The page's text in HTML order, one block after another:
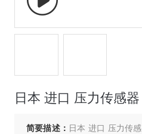
日本 进口 压力传感器
简要描述： 日本 进口 压力传